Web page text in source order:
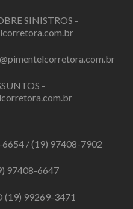
SINISTROS -
-
6654/(19) 97408-7902
97408-6647
(19) 99269-3471